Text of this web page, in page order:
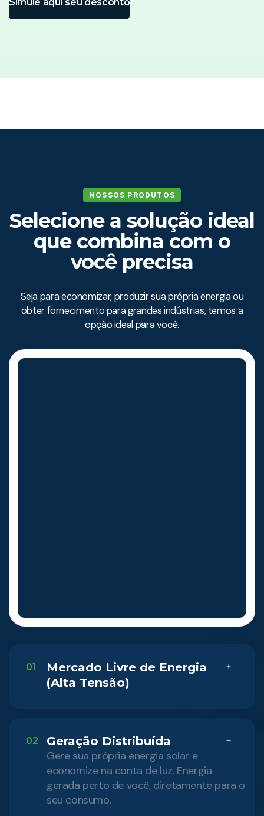
NOSSOS PRODUTOS
Selecione a solução ideal
que combina com o
você precisa
Seja para economizar, produzir sua própria energia ou
obter fornecimento para grandes indústrias, temos a
opção ideal para você.
01
Mercado Livre de Energia
(Alta Tensão)
02
Geração Distribuída
Gere sua própria energia solar e
economize na conta de luz. Energia
gerada perto de você, diretamente para o
seu consumo.